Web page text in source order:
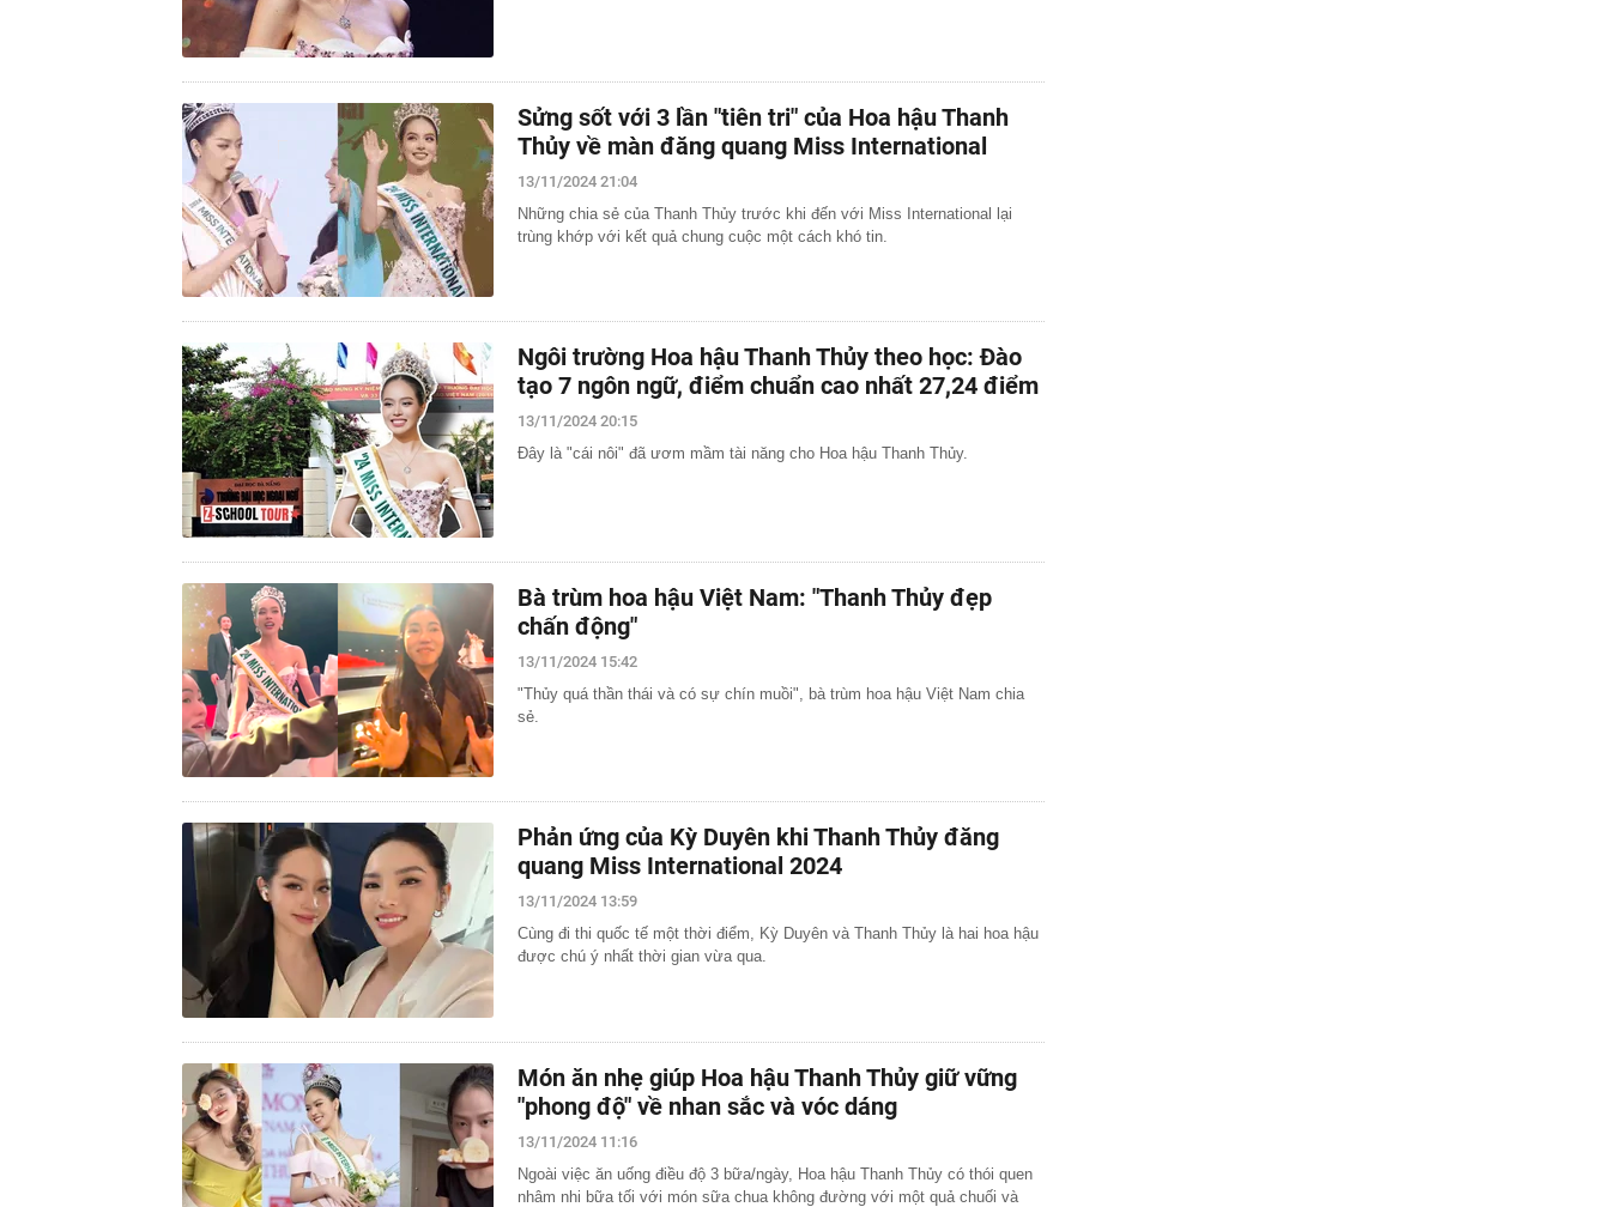
Sửng sốt với 3 lần "tiên tri" của Hoa hậu Thanh
Thủy về màn đăng quang Miss International
13/11/2024 21:04
Những chia sẻ của Thanh Thủy trước khi đến với Miss International lại
trùng khớp với kết quả chung cuộc một cách khó tin.
Ngôi trường Hoa hậu Thanh Thủy theo học: Đào
tạo 7 ngôn ngữ, điểm chuẩn cao nhất 27,24 điểm
13/11/2024 20:15
Đây là "cái nôi" đã ươm mầm tài năng cho Hoa hậu Thanh Thủy.
Bà trùm hoa hậu Việt Nam: "Thanh Thủy đẹp
chấn động"
13/11/2024 15:42
"Thủy quá thần thái và có sự chín muồi", bà trùm hoa hậu Việt Nam chia
sẻ.
Phản ứng của Kỳ Duyên khi Thanh Thủy đăng
quang Miss International 2024
13/11/2024 13:59
Cùng đi thi quốc tế một thời điểm, Kỳ Duyên và Thanh Thủy là hai hoa hậu
được chú ý nhất thời gian vừa qua.
Món ăn nhẹ giúp Hoa hậu Thanh Thủy giữ vững
"phong độ" về nhan sắc và vóc dáng
13/11/2024 11:16
Ngoài việc ăn uống điều độ 3 bữa/ngày, Hoa hậu Thanh Thủy có thói quen
nhâm nhi bữa tối với món sữa chua không đường với một quả chuối và